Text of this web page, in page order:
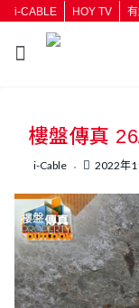
i-CABLE HOY TV
樓盤傳真
i-Cable 2022年